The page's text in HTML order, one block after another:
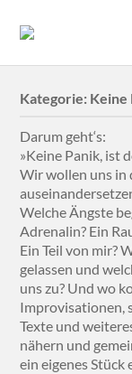
Kategorie: Keine
Darum geht‘s:
»Keine Panik, ist
Wir wollen uns in
Welche Ängste
Adrenalin? Ein
Ein Teil von mir?
gelassen und
uns zu? Und wo
Improvisationen,
Texte und
nähern und
ein eigenes Stück